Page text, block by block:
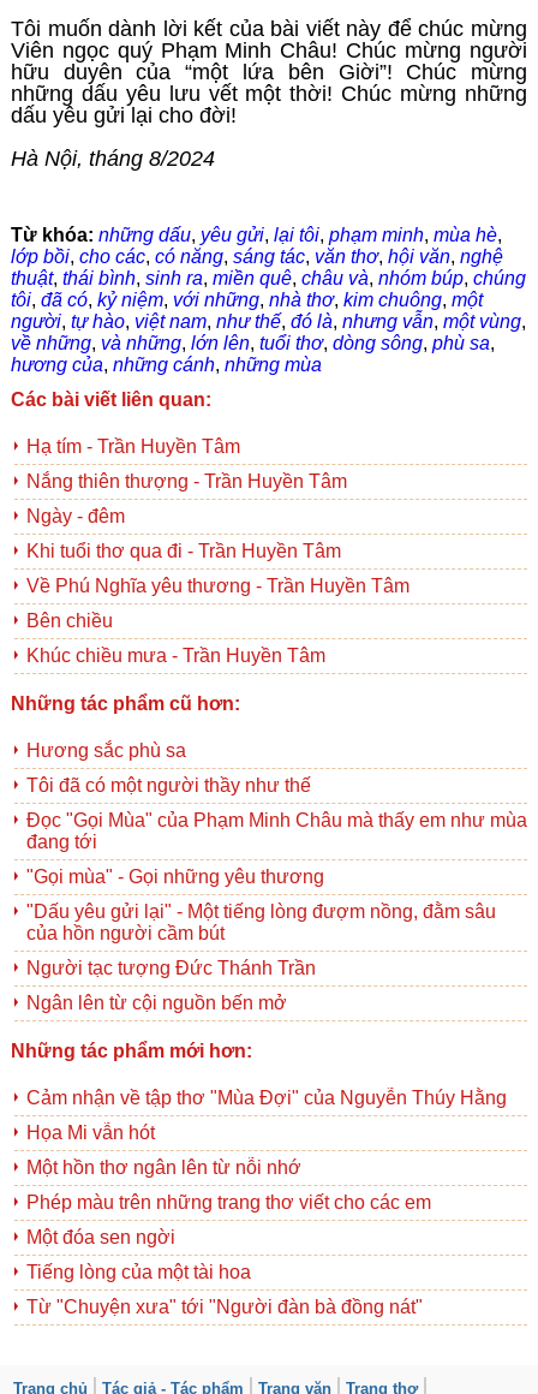
Tôi muốn dành lời kết của bài viết này để chúc mừng
Viên ngọc quý Phạm Minh Châu! Chúc mừng người
hữu duyên của “một lứa bên Giời”! Chúc mừng
những dấu yêu lưu vết một thời! Chúc mừng những
dấu yêu gửi lại cho đời!
Hà Nội, tháng 8/2024
Từ khóa: những dấu, yêu gửi, lại tôi, phạm minh, mùa hè,
lớp bồi, cho các, có năng, sáng tác, văn thơ, hội văn, nghệ
thuật, thái bình, sinh ra, miền quê, châu và, nhóm búp, chúng
tôi, đã có, kỷ niệm, với những, nhà thơ, kim chuông, một
người, tự hào, việt nam, như thế, đó là, nhưng vẫn, một vùng,
về những, và những, lớn lên, tuổi thơ, dòng sông, phù sa,
hương của, những cánh, những mùa
Các bài viết liên quan:
Hạ tím - Trần Huyền Tâm
Nắng thiên thượng - Trần Huyền Tâm
Ngày - đêm
Khi tuổi thơ qua đi - Trần Huyền Tâm
Về Phú Nghĩa yêu thương - Trần Huyền Tâm
Bên chiều
Khúc chiều mưa - Trần Huyền Tâm
Những tác phẩm cũ hơn:
Hương sắc phù sa
Tôi đã có một người thầy như thế
Đọc "Gọi Mùa" của Phạm Minh Châu mà thấy em như mùa
đang tới
"Gọi mùa" - Gọi những yêu thương
"Dấu yêu gửi lại" - Một tiếng lòng đượm nồng, đằm sâu
của hồn người cầm bút
Người tạc tượng Đức Thánh Trần
Ngân lên từ cội nguồn bến mở
Những tác phẩm mới hơn:
Cảm nhận về tập thơ "Mùa Đợi" của Nguyễn Thúy Hằng
Họa Mi vẫn hót
Một hồn thơ ngân lên từ nỗi nhớ
Phép màu trên những trang thơ viết cho các em
Một đóa sen ngời
Tiếng lòng của một tài hoa
Từ "Chuyện xưa" tới "Người đàn bà đồng nát"
Trang chủ Tác giả - Tác phẩm Trang văn Trang thơ